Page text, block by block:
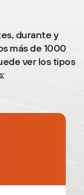
durante y
más de 1000
ver los tipos